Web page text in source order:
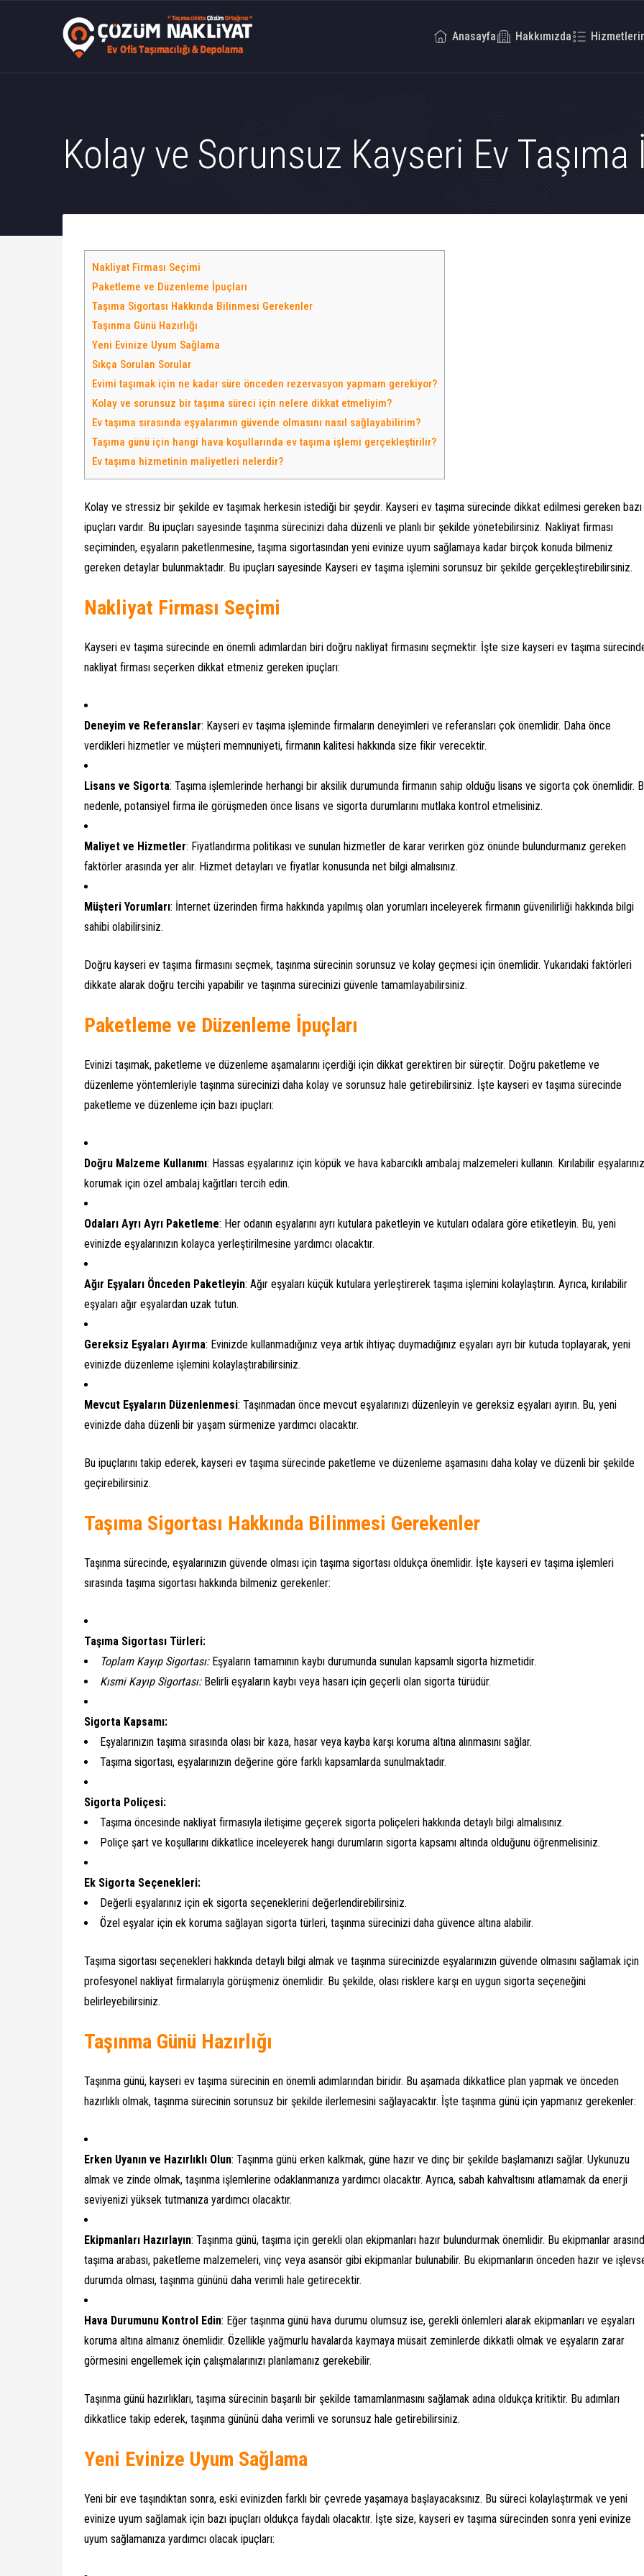
Anasayfa Hakkımızda
Kolay ve Sorunsuz Kayseri Ev Taşıma
Nakliyat Firması Seçimi
Paketleme ve Düzenleme İpuçları
Taşıma Sigortası Hakkında Bilinmesi Gerekenler
Taşınma Günü Hazırlığı
Yeni Evinize Uyum Sağlama
Sıkça Sorulan Sorular
Evimi taşımak için ne kadar süre önceden rezervasyon yapmam gerekiyor?
Kolay ve sorunsuz bir taşıma süreci için nelere dikkat etmeliyim?
Ev taşıma sırasında eşyalarımın güvende olmasını nasıl sağlayabilirim?
Taşıma günü için hangi hava koşullarında ev taşıma işlemi gerçekleştirilir?
Ev taşıma hizmetinin maliyetleri nelerdir?
Kolay ve stressiz bir şekilde ev taşımak herkesin istediği bir şeydir. Kayseri ev taşıma sürecinde dikkat edilmesi gereken bazı
ipuçları vardır. Bu ipuçları sayesinde taşınma sürecinizi daha düzenli ve planlı bir şekilde yönetebilirsiniz. Nakliyat firması
seçiminden, eşyaların paketlenmesine, taşıma sigortasından yeni evinize uyum sağlamaya kadar birçok konuda bilmeniz
gereken detaylar bulunmaktadır. Bu ipuçları sayesinde Kayseri ev taşıma işlemini sorunsuz bir şekilde gerçekleştirebilirsiniz.
Nakliyat Firması Seçimi
Kayseri ev taşıma sürecinde en önemli adımlardan biri doğru nakliyat firmasını seçmektir. İşte size kayseri ev taşıma
nakliyat firması seçerken dikkat etmeniz gereken ipuçları:
Deneyim ve Referanslar: Kayseri ev taşıma işleminde firmaların deneyimleri ve referansları çok önemlidir. Daha önce
verdikleri hizmetler ve müşteri memnuniyeti, firmanın kalitesi hakkında size fikir verecektir.
Lisans ve Sigorta: Taşıma işlemlerinde herhangi bir aksilik durumunda firmanın sahip olduğu lisans ve sigorta çok önemlidir.
nedenle, potansiyel firma ile görüşmeden önce lisans ve sigorta durumlarını mutlaka kontrol etmelisiniz.
Maliyet ve Hizmetler: Fiyatlandırma politikası ve sunulan hizmetler de karar verirken göz önünde bulundurmanız gereken
faktörler arasında yer alır. Hizmet detayları ve fiyatlar konusunda net bilgi almalısınız.
Müşteri Yorumları: İnternet üzerinden firma hakkında yapılmış olan yorumları inceleyerek firmanın güvenilirliği hakkında bilgi
sahibi olabilirsiniz.
Doğru kayseri ev taşıma firmasını seçmek, taşınma sürecinin sorunsuz ve kolay geçmesi için önemlidir. Yukarıdaki faktörleri
dikkate alarak doğru tercihi yapabilir ve taşınma sürecinizi güvenle tamamlayabilirsiniz.
Paketleme ve Düzenleme İpuçları
Evinizi taşımak, paketleme ve düzenleme aşamalarını içerdiği için dikkat gerektiren bir süreçtir. Doğru paketleme ve
düzenleme yöntemleriyle taşınma sürecinizi daha kolay ve sorunsuz hale getirebilirsiniz. İşte kayseri ev taşıma sürecinde
paketleme ve düzenleme için bazı ipuçları:
Doğru Malzeme Kullanımı: Hassas eşyalarınız için köpük ve hava kabarcıklı ambalaj malzemeleri kullanın. Kırılabilir
korumak için özel ambalaj kağıtları tercih edin.
Odaları Ayrı Ayrı Paketleme: Her odanın eşyalarını ayrı kutulara paketleyin ve kutuları odalara göre etiketleyin. Bu, yeni
evinizde eşyalarınızın kolayca yerleştirilmesine yardımcı olacaktır.
Ağır Eşyaları Önceden Paketleyin: Ağır eşyaları küçük kutulara yerleştirerek taşıma işlemini kolaylaştırın. Ayrıca, kırılabilir
eşyaları ağır eşyalardan uzak tutun.
Gereksiz Eşyaları Ayırma: Evinizde kullanmadığınız veya artık ihtiyaç duymadığınız eşyaları ayrı bir kutuda toplayarak, yeni
evinizde düzenleme işlemini kolaylaştırabilirsiniz.
Mevcut Eşyaların Düzenlenmesi: Taşınmadan önce mevcut eşyalarınızı düzenleyin ve gereksiz eşyaları ayırın. Bu, yeni
evinizde daha düzenli bir yaşam sürmenize yardımcı olacaktır.
Bu ipuçlarını takip ederek, kayseri ev taşıma sürecinde paketleme ve düzenleme aşamasını daha kolay ve düzenli bir şekilde
geçirebilirsiniz.
Taşıma Sigortası Hakkında Bilinmesi Gerekenler
Taşınma sürecinde, eşyalarınızın güvende olması için taşıma sigortası oldukça önemlidir. İşte kayseri ev taşıma işlemleri
sırasında taşıma sigortası hakkında bilmeniz gerekenler:
Taşıma Sigortası Türleri:
Toplam Kayıp Sigortası:Eşyaların tamamının kaybı durumunda sunulan kapsamlı sigorta hizmetidir.
Kısmi Kayıp Sigortası:Belirli eşyaların kaybı veya hasarı için geçerli olan sigorta türüdür.
Sigorta Kapsamı:
Eşyalarınızın taşıma sırasında olası bir kaza, hasar veya kayba karşı koruma altına alınmasını sağlar.
Taşıma sigortası, eşyalarınızın değerine göre farklı kapsamlarda sunulmaktadır.
Sigorta Poliçesi:
Taşıma öncesinde nakliyat firmasıyla iletişime geçerek sigorta poliçeleri hakkında detaylı bilgi almalısınız.
Poliçe şart ve koşullarını dikkatlice inceleyerek hangi durumların sigorta kapsamı altında olduğunu öğrenmelisiniz.
Ek Sigorta Seçenekleri:
Değerli eşyalarınız için ek sigorta seçeneklerini değerlendirebilirsiniz.
Özel eşyalar için ek koruma sağlayan sigorta türleri, taşınma sürecinizi daha güvence altına alabilir.
Taşıma sigortası seçenekleri hakkında detaylı bilgi almak ve taşınma sürecinizde eşyalarınızın güvende olmasını sağlamak için
profesyonel nakliyat firmalarıyla görüşmeniz önemlidir. Bu şekilde, olası risklere karşı en uygun sigorta seçeneğini
belirleyebilirsiniz.
Taşınma Günü Hazırlığı
Taşınma günü, kayseri ev taşıma sürecinin en önemli adımlarından biridir. Bu aşamada dikkatlice plan yapmak ve önceden
hazırlıklı olmak, taşınma sürecinin sorunsuz bir şekilde ilerlemesini sağlayacaktır. İşte taşınma günü için yapmanız gerekenler:
Erken Uyanın ve Hazırlıklı Olun: Taşınma günü erken kalkmak, güne hazır ve dinç bir şekilde başlamanızı sağlar. Uykunuzu
almak ve zinde olmak, taşınma işlemlerine odaklanmanıza yardımcı olacaktır. Ayrıca, sabah kahvaltısını atlamamak da enerji
seviyenizi yüksek tutmanıza yardımcı olacaktır.
Ekipmanları Hazırlayın: Taşınma günü, taşıma için gerekli olan ekipmanları hazır bulundurmak önemlidir. Bu ekipmanlar
taşıma arabası, paketleme malzemeleri, vinç veya asansör gibi ekipmanlar bulunabilir. Bu ekipmanların önceden hazır ve
durumda olması, taşınma gününü daha verimli hale getirecektir.
Hava Durumunu Kontrol Edin: Eğer taşınma günü hava durumu olumsuz ise, gerekli önlemleri alarak ekipmanları ve eşyaları
koruma altına almanız önemlidir. Özellikle yağmurlu havalarda kaymaya müsait zeminlerde dikkatli olmak ve eşyaların zarar
görmesini engellemek için çalışmalarınızı planlamanız gerekebilir.
Taşınma günü hazırlıkları, taşıma sürecinin başarılı bir şekilde tamamlanmasını sağlamak adına oldukça kritiktir. Bu adımları
dikkatlice takip ederek, taşınma gününü daha verimli ve sorunsuz hale getirebilirsiniz.
Yeni Evinize Uyum Sağlama
Yeni bir eve taşındıktan sonra, eski evinizden farklı bir çevrede yaşamaya başlayacaksınız. Bu süreci kolaylaştırmak ve yeni
evinize uyum sağlamak için bazı ipuçları oldukça faydalı olacaktır. İşte size, kayseri ev taşıma sürecinden sonra yeni evinize
uyum sağlamanıza yardımcı olacak ipuçları: